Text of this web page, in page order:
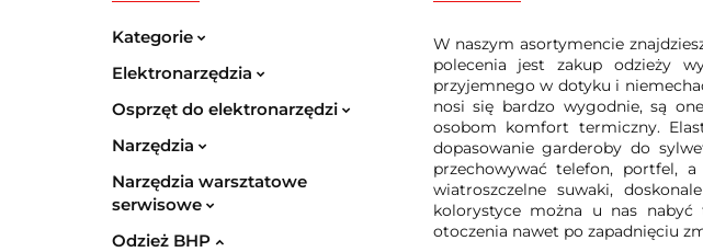
Kategorie
Elektronarzędzia
Osprzęt do elektronarzędzi
Narzędzia
Narzędzia warsztatowe
serwisowe
Odzież BHP
W naszym asortymencie
polecenia jest zakup odzieży
przyjemnego w dotyku i
nosi się bardzo wygodnie, są
osobom komfort termiczny.
dopasowanie garderoby do
przechowywać telefon, portfel,
wiatroszczelne suwaki,
kolorystyce można u nas nabyć
otoczenia nawet po zapadnięciu